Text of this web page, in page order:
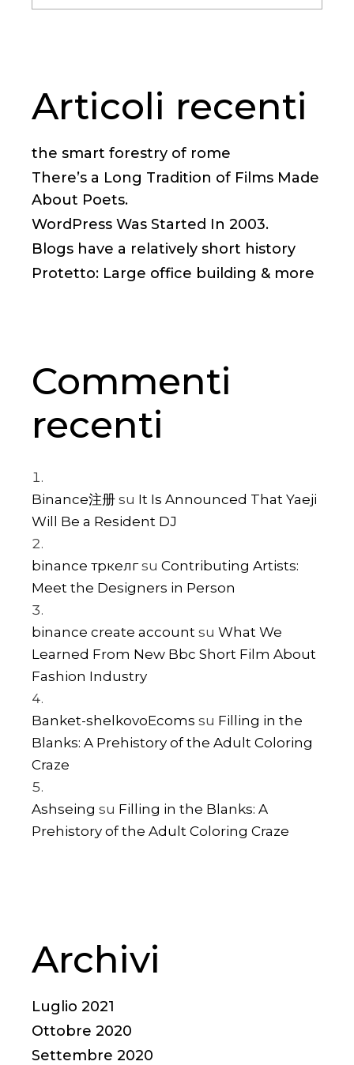
Articoli recenti
the smart forestry of rome
There’s a Long Tradition of Films Made
About Poets.
WordPress Was Started In 2003.
Blogs have a relatively short history
Protetto: Large office building & more
Commenti
recenti
Binance注册 su It Is Announced That Yaeji
Will Be a Resident DJ
binance тркелгsuContributing Artists:
Meet the Designers in Person
binance create account suWhat We
Learned From New Bbc Short Film About
Fashion Industry
Banket-shelkovoEcoms su Filling in the
Blanks: A Prehistory of the Adult Coloring
Craze
Ashseing su Filling in the Blanks: A
Prehistory of the Adult Coloring Craze
Archivi
Luglio 2021
Ottobre 2020
Settembre 2020